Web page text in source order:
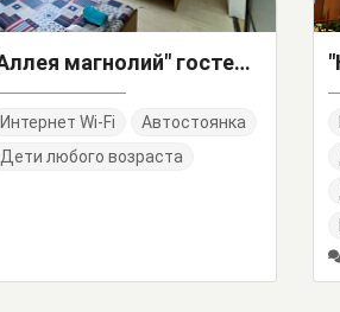
"Аллея магнолий" гостевой дом
Интернет Wi-Fi
Автостоянка
Дети любого возраста